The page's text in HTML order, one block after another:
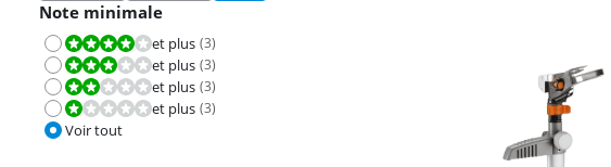
Note minimale
La note est 8,0 sur 10.
et plus (3)
La note est 6,0 sur 10.
et plus (3)
La note est 4,0 sur 10.
et plus (3)
La note est 2,0 sur 10.
et plus (3)
Voir tout